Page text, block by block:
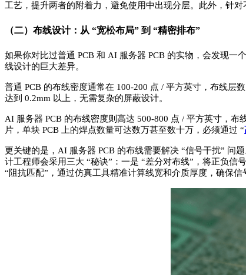
工艺，提升两者的附着力，避免使用中出现分层。此外，针
（二）布线设计：从 “宽松布局” 到 “精密排布”
如果你对比过普通 PCB 和 AI 服务器 PCB 的实物，会发现一
线设计的巨大差异。
普通 PCB 的布线密度通常在 100-200 点 / 平方英寸，布线层
达到 0.2mm 以上，无需复杂的屏蔽设计。
AI 服务器 PCB 的布线密度则高达 500-800 点 / 平方英寸，
片，单块 PCB 上的焊点数量可达数万甚至数十万，必须通过 “
更关键的是，AI 服务器 PCB 的布线需要解决 “信号干扰” 问
计工程师会采用三大 “秘诀”：一是 “差分对布线”，将正负
“阻抗匹配”，通过仿真工具精准计算线宽和介质厚度，确保信